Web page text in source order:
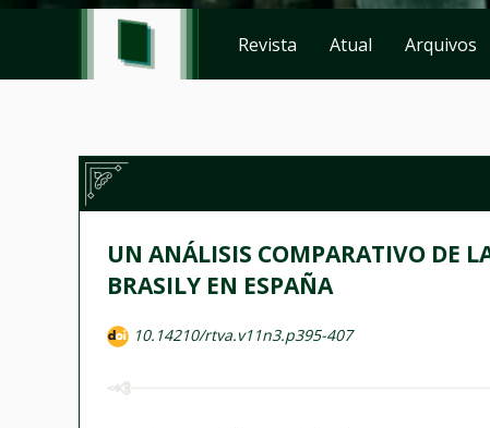
Revista Atual Arquivos
UN ANÁLISIS COMPARATIVO DE
BRASILY EN ESPAÑA
10.14210/rtva.v11n3.p395-407